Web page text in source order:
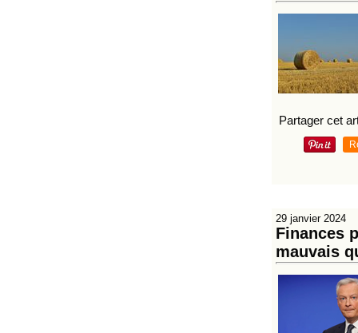
Partager cet
29 janvier 2024
Finances
mauvais